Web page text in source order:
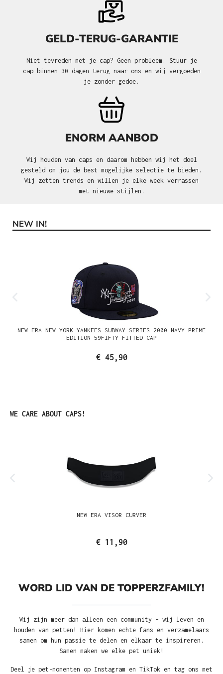
GELD-TERUG-GARANTIE
Niet tevreden met je cap? Geen probleem. Stuur je
cap binnen 30 dagen terug naar ons en wij vergoeden
je zonder gedoe.
ENORM AANBOD
Wij houden van caps en daarom hebben wij het doel
gesteld om jou de best mogelijke selectie te bieden.
Wij zetten trends en willen je elke week verrassen
met nieuwe stijlen.
Productgalerij overslaan
NEW IN!
NEW ERA NEW YORK YANKEES SUBWAY SERIES 2000 NAVY PRIME
EDITION 59FIFTY FITTED CAP
€ 45,90
Productgalerij overslaan
WE CARE ABOUT CAPS!
NEW ERA VISOR CURVER
€ 11,90
WORD LID VAN DE TOPPERZFAMILY!
Wij zijn meer dan alleen een community – wij leven en
houden van petten! Hier komen echte fans en verzamelaars
samen om hun passie te delen en elkaar te inspireren.
Samen maken we elke pet uniek!
Deel je pet-momenten op Instagram en TikTok en tag ons met